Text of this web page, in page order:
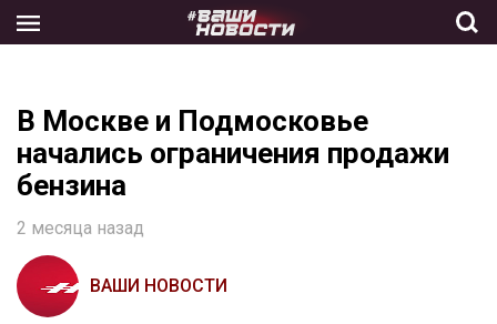
the
В Москве и Подмосковье
начались ограничения продажи
бензина
2 месяца назад
ВАШИ НОВОСТИ